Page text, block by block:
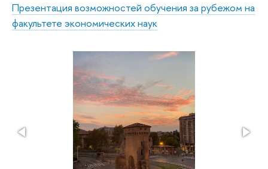
Презентация возможностей обучения за рубежом на
факультете экономических наук